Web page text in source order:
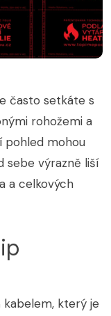
často setkáte s
rohožemi a
pohled mohou
sebe výrazně liší
a celkových
který je